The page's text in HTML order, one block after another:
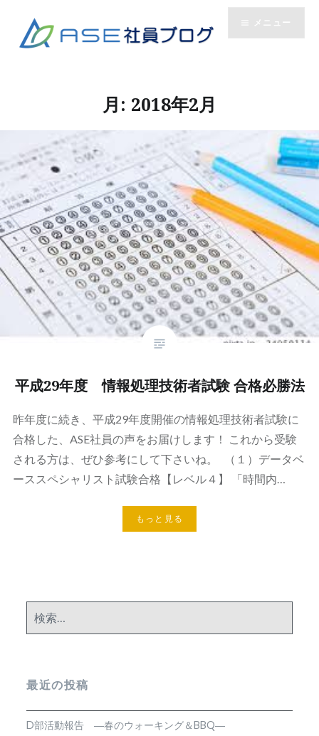
キ
プ
メニュー
月: 2018年2月
平成29年度 情報処理技術者試験 合格必勝法
昨年度に続き、平成29年度開催の情報処理技術者試験に
合格した、ASE社員の声をお届けします！ これから受験
される方は、ぜひ参考にして下さいね。 （１）データベ
ーススペシャリスト試験合格【レベル４】 「時間内…
もっと見る
索:
最近の投稿
D部活動報告 ―春のウォーキング＆BBQ―